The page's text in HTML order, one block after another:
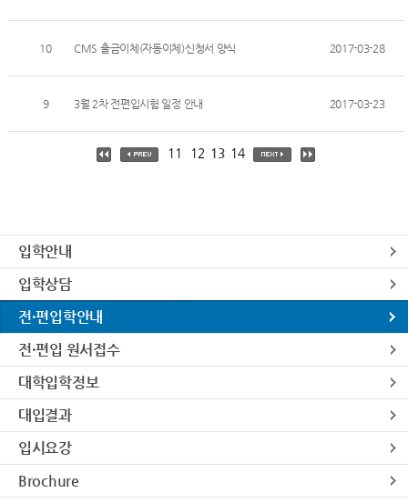
10 CMS 출금이체(자동이체)신청서 양식 2017-03-28
9 3월 2차 전편입시험 일정 안내 2017-03-23
11 12 13 14
입학안내
입학상담
전·편입학안내
전·편입 원서접수
대학입학정보
대입결과
입시요강
Brochure